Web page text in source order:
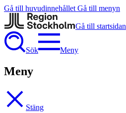
Gå till huvudinnehållet Gå till menyn
Gå till startsidan
Sök Meny
Meny
Stäng